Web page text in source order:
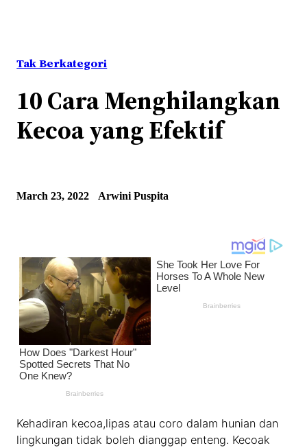
Tak Berkategori
10 Cara Menghilangkan
Kecoa yang Efektif
March 23, 2022 Arwini Puspita
Kehadiran kecoa,lipas atau coro dalam hunian dan
lingkungan tidak boleh dianggap enteng. Kecoak